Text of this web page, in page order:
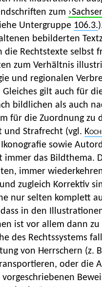
zum
Untergruppe 106.3.
bebilderten
Rechtstexte selbst
zum Verhältnis
und regionalen
gilt auch für
bildlichen als auch
für die Zuordnung zu
und Strafrecht (vgl.
sowie
das Bildthema.
immer
zugleich Korrektiv
nur selten komplett
in den
ist vor allem dann
des Rechtssystems
von Herrschern (z.
oder die